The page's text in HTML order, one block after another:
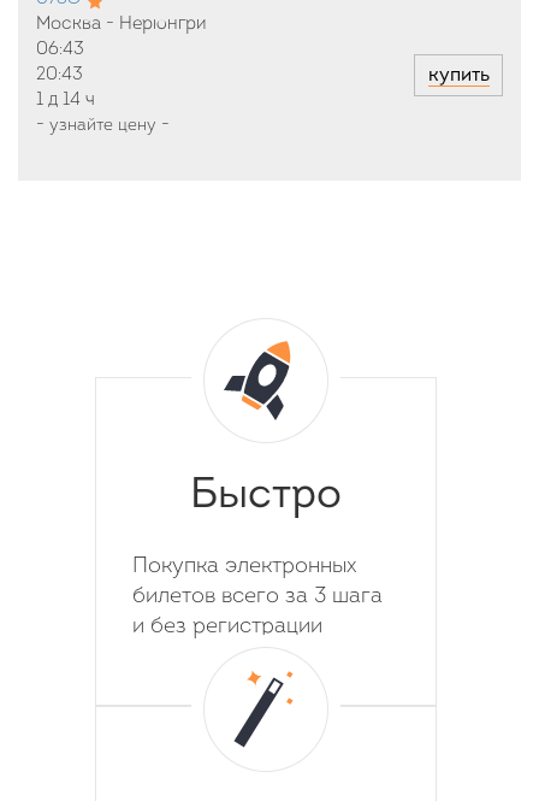
Москва - Нерюнгри
06:43
20:43
1 д 14 ч
- узнайте цену -
купить
Быстро
Покупка электронных
билетов всего за 3 шага
и без регистрации